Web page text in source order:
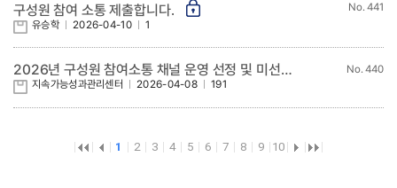
441
구성원 참여 소통 제출합니다.
유승학 2026-04-10 1
440
2026년 구성원 참여소통 채널 운영 선정 및 미선정 과제 현황 알림(3차)
지속가능성과관리센터 2026-04-08 191
첫 첫 1 2 3 4 5 6 7 8 9 10
첫
첫